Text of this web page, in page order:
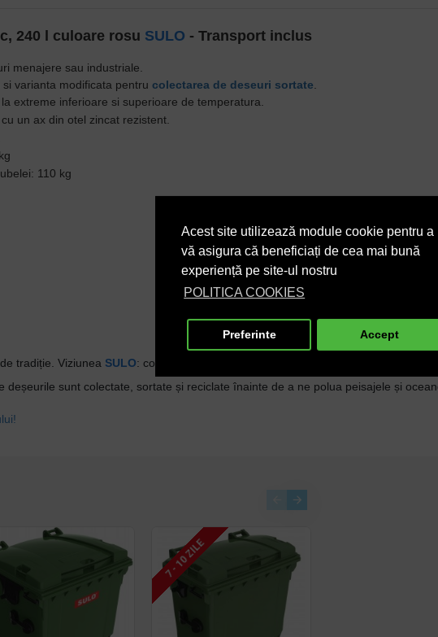
Acest site utilizează module cookie pentru a
vă asigura că beneficiați de cea mai bună
experiență pe site-ul nostru
POLITICA COOKIES
Preferinte Accept
240 l culoare rosu SULO - Transport inclus
menajere sau industriale.
varianta modificata pentru colectarea de deseuri sortate
extreme inferioare si superioare de temperatura.
un ax din otel zincat rezistent.
110 kg
tradiție. Viziunea SULO: conectează oamenii din Chile la Singapore, de la
sunt colectate, sortate și reciclate înainte de a ne polua peisajele și
7 - 10 ZILE